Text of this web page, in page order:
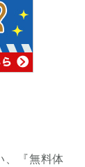
、『無料体